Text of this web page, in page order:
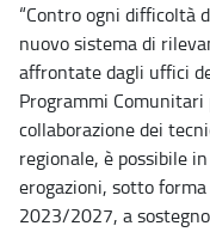
“Contro ogni difficoltà
nuovo sistema di
affrontate dagli uffici
Programmi Comunitari
collaborazione dei
regionale, è possibile
erogazioni, sotto
2023/2027, a